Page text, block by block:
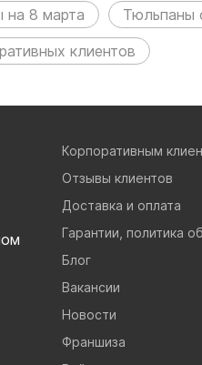
на 8 марта Тюльпаны
клиентов
Корпоративным
Отзывы клиентов
Доставка и оплата
Гарантии, политика
Блог
Вакансии
Новости
Франшиза